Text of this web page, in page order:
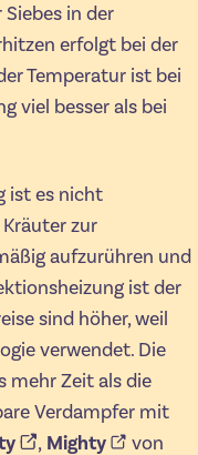
in der
erfolgt bei der
Temperatur ist bei
viel besser als bei
ist es nicht
zur
aufzurühren und
ist der
sind höher, weil
verwendet. Die
mehr Zeit als die
Verdampfer mit
, Mighty von